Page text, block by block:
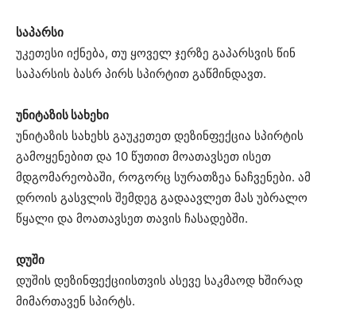
საპარსი
უკეთესი იქნება, თუ ყოველ ჯერზე გაპარსვის წინ
საპარსის ბასრ პირს სპირტით გაწმინდავთ.
უნიტაზის სახეხი
უნიტაზის სახეხს გაუკეთეთ დეზინფექცია სპირტის
გამოყენებით და 10 წუთით მოათავსეთ ისეთ
მდგომარეობაში, როგორც სურათზეა ნაჩვენები. ამ
დროის გასვლის შემდეგ გადაავლეთ მას უბრალო
წყალი და მოათავსეთ თავის ჩასადებში.
დუში
დუშის დეზინფექციისთვის ასევე საკმაოდ ხშირად
მიმართავენ სპირტს.